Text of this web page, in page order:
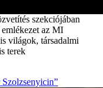
szekciójában
az MI
világok, társadalmi
terek
Szolzsenyicin”